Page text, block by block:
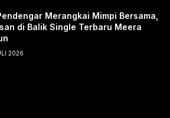
Merangkai Mimpi Bersama,
di Balik Single Terbaru Meera
2026